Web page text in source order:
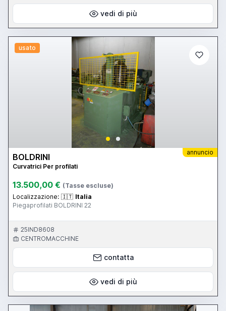
vedi di più
usato
annuncio
BOLDRINI
Curvatrici Per profilati
13.500,00 € (Tasse escluse)
Localizzazione: 🇮🇹 Italia
Piegaprofilati BOLDRINI 22
25IND8608
CENTROMACCHINE
contatta
vedi di più